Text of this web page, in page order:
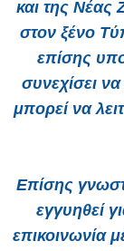
και της Νέας
στον ξένο
επίσης
συνεχίσει
μπορεί να
Επίσης
εγγυηθεί
επικοινωνία